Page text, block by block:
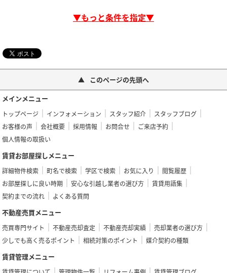
▼もっと条件を指定▼
このページの先頭へ
メインメニュー
トップページ インフォメーション スタッフ紹介
スタッフブログ
お客様の声
会社概要 採用情報 お問合せ
ご来店予約
個人情報の取扱い
賃貸お部屋探しメニュー
詳細物件検索 町名で検索 学区で検索 お気に入り
閲覧履歴
お部屋探しに良い時期
安心な引越し業者の選び方
賃貸用語集
契約までの流れ
よくある質問
不動産売買メニュー
売買専門サイト 不動産売却査定 不動産売却実績
売却業者の選び方
少しでも高く売るポイント
相続対策のポイント 媒介契約の種類
賃貸管理メニュー